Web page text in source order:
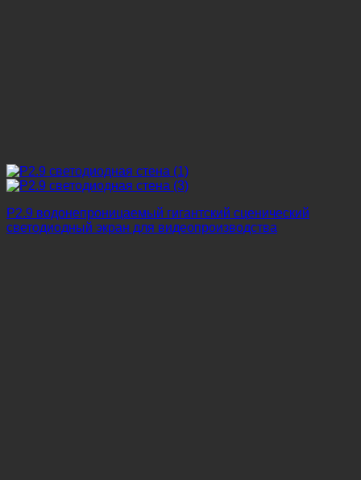
P2.9 водонепроницаемый гигантский сценический
светодиодный экран для видеопроизводства